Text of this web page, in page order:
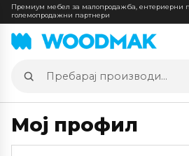
Премиум мебел за малопродажба, ентериерни
големопродажни партнери
Пребарај
производи
Мој профил